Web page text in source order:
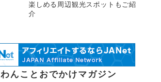
楽しめる周辺観光スポットもご紹
介
わんことおでかけマガジン